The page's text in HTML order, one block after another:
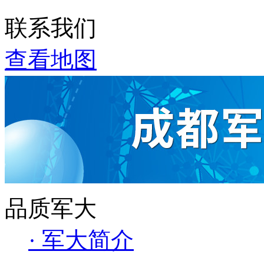
联系我们
查看地图
品质军大
· 军大简介